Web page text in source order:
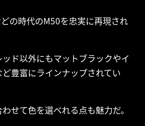
の時代のM50を忠実に再現され
ド以外にもマットブラックやイ
豊富にラインナップされてい
せて色を選べれる点も魅力だ。